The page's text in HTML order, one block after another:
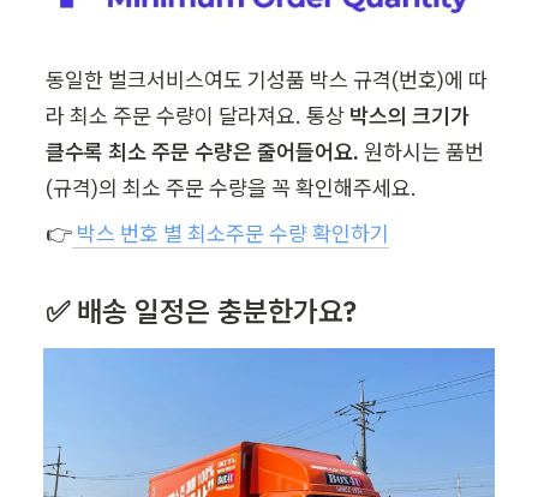
동일한 벌크서비스여도 기성품 박스 규격(번호)에 따
라 최소 주문 수량이 달라져요. 통상 박스의 크기가
클수록 최소 주문 수량은 줄어들어요. 원하시는 품번
(규격)의 최소 주문 수량을 꼭 확인해주세요.
👉 박스 번호 별 최소주문 수량 확인하기
✅ 배송 일정은 충분한가요?